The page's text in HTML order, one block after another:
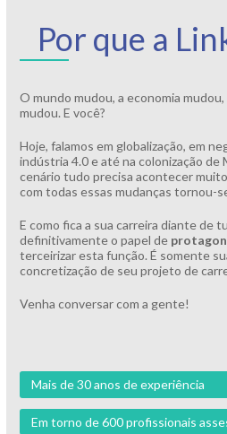
Por que a
O mundo mudou, a economia
mudou. E você?
Hoje, falamos em globalização, em
indústria 4.0 e até na colonização de
cenário tudo precisa acontecer
com todas essas mudanças tornou-
E como fica a sua carreira diante de
definitivamente o papel de
terceirizar esta função. É somente
concretização de seu projeto de
Venha conversar com a gente!
Mais de 30 anos de experiência
Em torno de 600 profissionais